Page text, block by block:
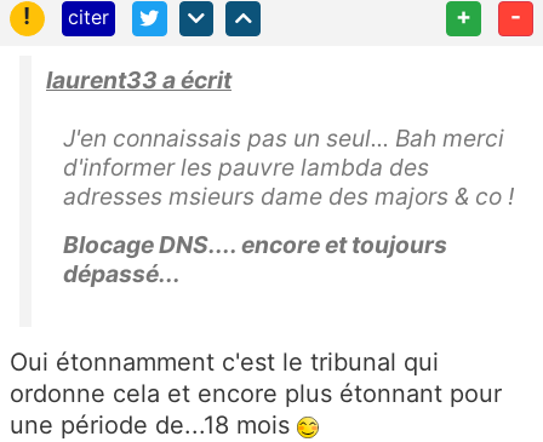
!
citer + -
laurent33 a écrit
J'en connaissais pas un seul... Bah merci
d'informer les pauvre lambda des
adresses msieurs dame des majors & co !
Blocage DNS.... encore et toujours
dépassé...
Oui étonnamment c'est le tribunal qui
ordonne cela et encore plus étonnant pour
une période de...18 mois